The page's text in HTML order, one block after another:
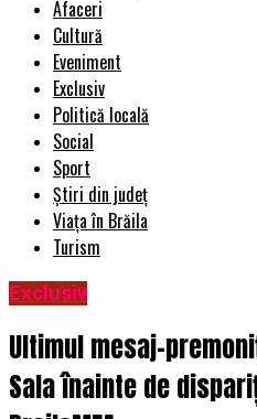
Afaceri
Cultură
Eveniment
Exclusiv
Politică locală
Social
Sport
Știri din județ
Viața în Brăila
Turism
Exclusiv
Ultimul mesaj-
Sala înainte de